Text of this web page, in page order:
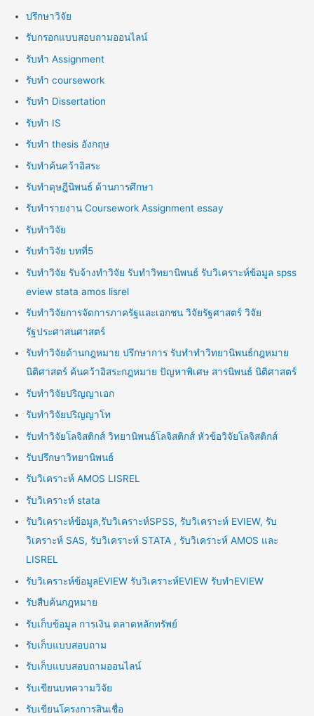
ปรึกษาวิจัย
รับกรอกแบบสอบถามออนไลน์
รับทำ Assignment
รับทำ coursework
รับทำ Dissertation
รับทำ IS
รับทำ thesis อังกฤษ
รับทำค้นคว้าอิสระ
รับทำดุษฎีนิพนธ์ ด้านการศึกษา
รับทำรายงาน Coursework Assignment essay
รับทำวิจัย
รับทำวิจัย บทที่5
รับทำวิจัย รับจ้างทำวิจัย รับทำวิทยานิพนธ์ รับวิเคราะห์ข้อมูล spss
eview stata amos lisrel
รับทำวิจัยการจัดการภาครัฐและเอกชน วิจัยรัฐศาสตร์ วิจัย
รัฐประศาสนศาสตร์
รับทำวิจัยด้านกฎหมาย ปรึกษาการ รับทำทำวิทยานิพนธ์กฎหมาย
นิติศาสตร์ ค้นคว้าอิสระกฎหมาย ปัญหาพิเศษ สารนิพนธ์ นิติศาสตร์
รับทำวิจัยปริญญาเอก
รับทำวิจัยปริญญาโท
รับทำวิจัยโลจิสติกส์ วิทยานิพนธ์โลจิสติกส์ หัวข้อวิจัยโลจิสติกส์
รับปรึกษาวิทยานิพนธ์
รับวิเคราะห์ AMOS LISREL
รับวิเคราะห์ stata
รับวิเคราะห์ข้อมูล,รับวิเคราะห์SPSS, รับวิเคราะห์ EVIEW, รับ
วิเคราะห์ SAS, รับวิเคราะห์ STATA , รับวิเคราะห์ AMOS และ
LISREL
รับวิเคราะห์ข้อมูลEVIEW รับวิเคราะห์EVIEW รับทำEVIEW
รับสืบค้นกฎหมาย
รับเก็บข้อมูล การเงิน ตลาดหลักทรัพย์
รับเก็บแบบสอบถาม
รับเก็บแบบสอบถามออนไลน์
รับเขียนบทความวิจัย
รับเขียนโครงการสินเชื่อ